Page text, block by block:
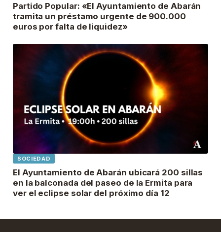
Partido Popular: «El Ayuntamiento de Abarán
tramita un préstamo urgente de 900.000
euros por falta de liquidez»
SOCIEDAD
El Ayuntamiento de Abarán ubicará 200 sillas
en la balconada del paseo de la Ermita para
ver el eclipse solar del próximo día 12